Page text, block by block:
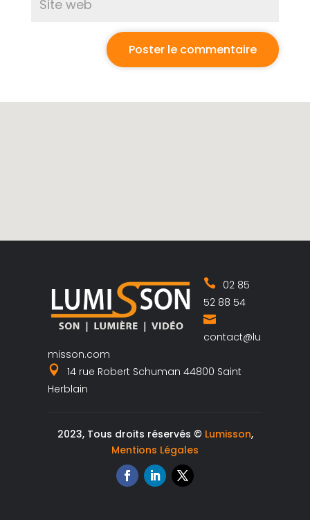
02 85
52 88 54
contact@lu
misson.com
14 rue Robert Schuman 44800 Saint
Herblain
2023, Tous droits réservés © Lumisson,
Mentions Légales